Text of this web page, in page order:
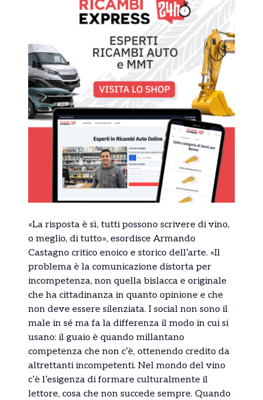
«La risposta è sì, tutti possono scrivere di vino,
o meglio, di tutto», esordisce Armando
Castagno critico enoico e storico dell’arte. «Il
problema è la comunicazione distorta per
incompetenza, non quella bislacca e originale
che ha cittadinanza in quanto opinione e che
non deve essere silenziata. I social non sono il
male in sé ma fa la differenza il modo in cui si
usano: il guaio è quando millantano
competenza che non c’è, ottenendo credito da
altrettanti incompetenti. Nel mondo del vino
c’è l’esigenza di formare culturalmente il
lettore, cosa che non succede sempre. Quando